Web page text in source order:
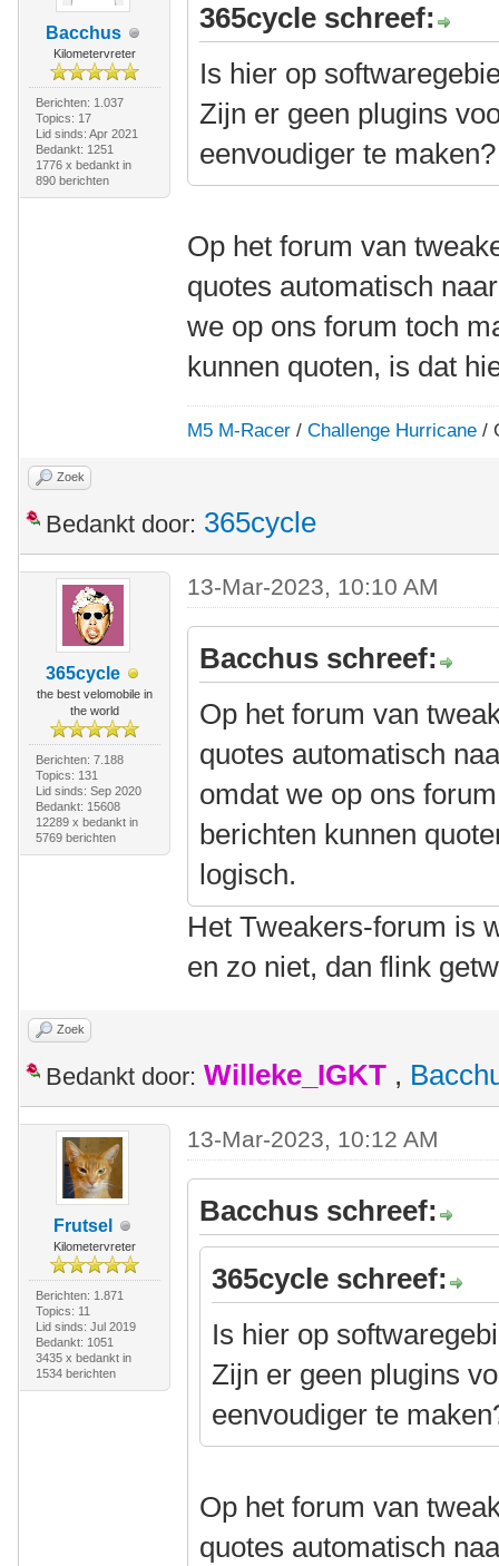
Bacchus
Kilometervreter
Berichten: 1.037
Topics: 17
Lid sinds: Apr 2021
Bedankt: 1251
1776 x bedankt in
890 berichten
365cycle schreef:
Is hier op
Zijn er geen plugins
eenvoudiger te maken?
Op het forum van
quotes automatisch
we op ons forum toch
kunnen quoten, is dat
M5 M-Racer /Challenge Hurricane /
Zoek
Bedankt door: 365cycle
365cycle
the best velomobile in
the world
Berichten: 7.188
Topics: 131
Lid sinds: Sep 2020
Bedankt: 15608
12289 x bedankt in
5769 berichten
13-Mar-2023, 10:10 AM
Bacchus schreef:
Op het forum van
quotes automatisch
omdat we op ons
berichten kunnen
logisch.
Het Tweakers-forum is
en zo niet, dan flink
Zoek
Bedankt door: Willeke_IGKT ,
Frutsel
Kilometervreter
Berichten: 1.871
Topics: 11
Lid sinds: Jul 2019
Bedankt: 1051
3435 x bedankt in
1534 berichten
13-Mar-2023, 10:12 AM
Bacchus schreef:
365cycle schreef:
Is hier op
Zijn er geen plugins
eenvoudiger te
Op het forum van
quotes automatisch